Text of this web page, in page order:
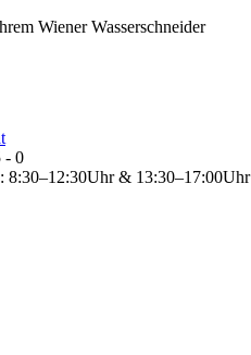
Wiener Wasserschneider
- 0
8:30–12:30Uhr & 13:30–17:00Uhr